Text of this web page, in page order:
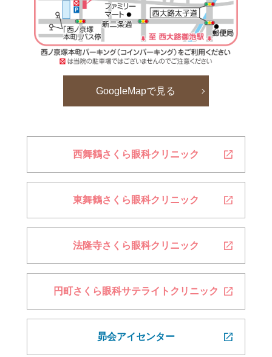
GoogleMapで見る
西舞鶴さくら眼科クリニック
東舞鶴さくら眼科クリニック
法隆寺さくら眼科クリニック
円町さくら眼科サテライトクリニック
昴会アイセンター